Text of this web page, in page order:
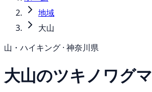
地域
大山
山・ハイキング · 神奈川県
大山のツキノワグマ